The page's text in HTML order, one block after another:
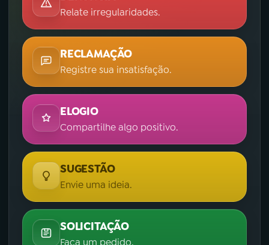
Relate irregularidades.
RECLAMAÇÃO
Registre sua insatisfação.
ELOGIO
Compartilhe algo positivo.
SUGESTÃO
Envie uma ideia.
SOLICITAÇÃO
Faça um pedido.